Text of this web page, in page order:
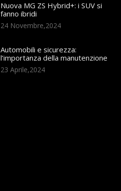
Nuova MG ZS Hybrid+: i SUV si
fanno ibridi
24 Novembre,2024
Automobili e sicurezza:
l’importanza della manutenzione
23 Aprile,2024